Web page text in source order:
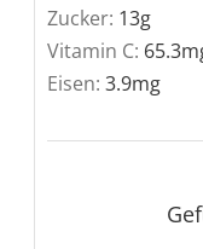
Zucker: 13g
Vitamin C: 65.3
Eisen: 3.9mg